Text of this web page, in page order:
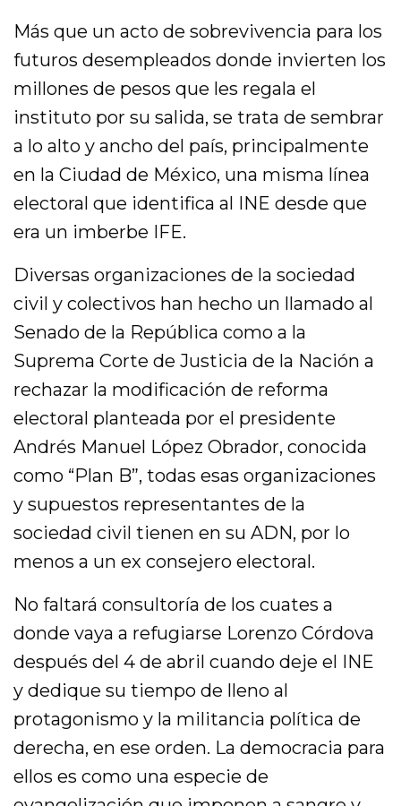
Más que un acto de sobrevivencia para los
futuros desempleados donde invierten los
millones de pesos que les regala el
instituto por su salida, se trata de sembrar
a lo alto y ancho del país, principalmente
en la Ciudad de México, una misma línea
electoral que identifica al INE desde que
era un imberbe IFE.
Diversas organizaciones de la sociedad
civil y colectivos han hecho un llamado al
Senado de la República como a la
Suprema Corte de Justicia de la Nación a
rechazar la modificación de reforma
electoral planteada por el presidente
Andrés Manuel López Obrador, conocida
como “Plan B”, todas esas organizaciones
y supuestos representantes de la
sociedad civil tienen en su ADN, por lo
menos a un ex consejero electoral.
No faltará consultoría de los cuates a
donde vaya a refugiarse Lorenzo Córdova
después del 4 de abril cuando deje el INE
y dedique su tiempo de lleno al
protagonismo y la militancia política de
derecha, en ese orden. La democracia para
ellos es como una especie de